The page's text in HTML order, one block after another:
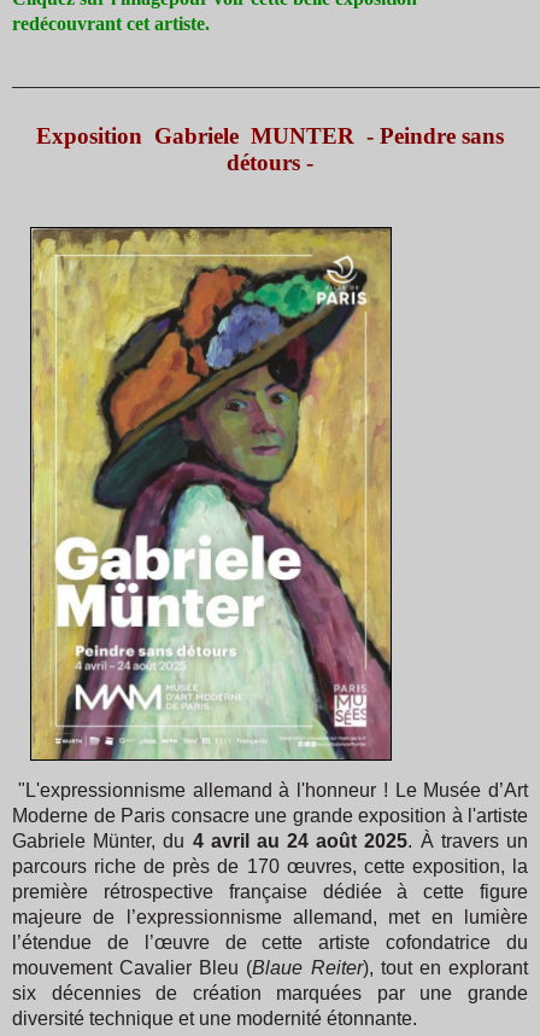
redécouvrant cet artiste.
Exposition Gabriele MUNTER - Peindre sans
détours -
" L'expressionnisme allemand à l'honneur ! Le Musée d’Art
Moderne de Paris consacre une grande exposition à l'artiste
Gabriele Münter, du 4 avril au 24 août 2025. À travers un
parcours riche de près de 170 œuvres, cette exposition, la
première rétrospective française dédiée à cette figure
majeure de l’expressionnisme allemand, met en lumière
l’étendue de l’œuvre de cette artiste cofondatrice du
mouvement Cavalier Bleu (Blaue Reiter), tout en explorant
six décennies de création marquées par une grande
diversité technique et une modernité étonnante.